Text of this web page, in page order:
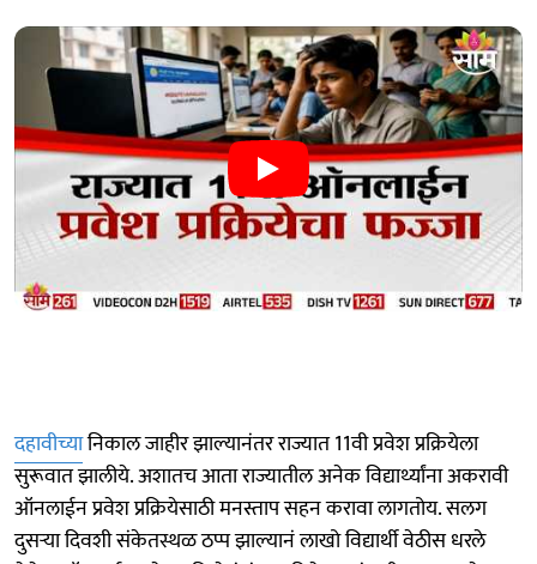
दहावीच्यानिकाल जाहीर झाल्यानंतर राज्यात 11वी प्रवेश प्रक्रियेला
सुरूवात झालीये. अशातच आता राज्यातील अनेक विद्यार्थ्यांना अकरावी
ऑनलाईन प्रवेश प्रक्रियेसाठी मनस्ताप सहन करावा लागतोय. सलग
दुसऱ्या दिवशी संकेतस्थळ ठप्प झाल्यानं लाखो विद्यार्थी वेठीस धरले